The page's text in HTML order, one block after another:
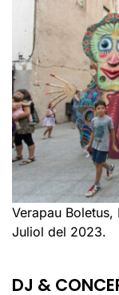
Verapau
Juliol del 2023.
DJ &